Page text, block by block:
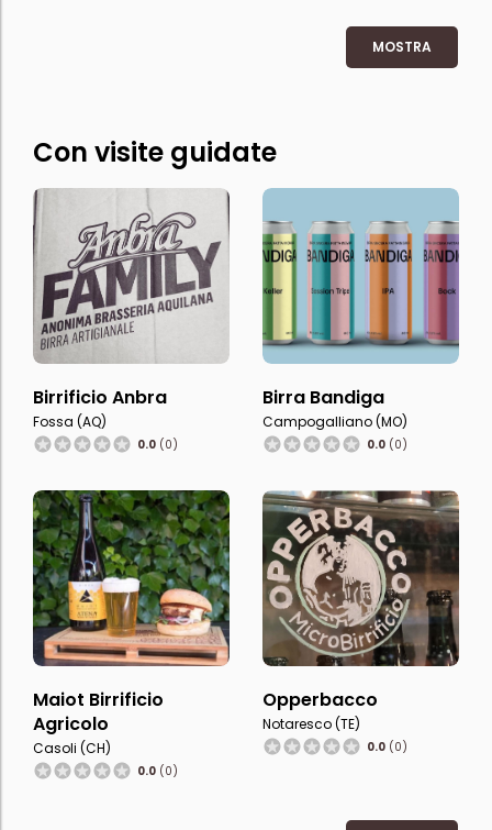
MOSTRA
Con visite guidate
Birrificio Anbra
Fossa (AQ)
0.0 (0)
Birra Bandiga
Campogalliano (MO)
0.0 (0)
Maiot Birrificio
Agricolo
Casoli (CH)
0.0 (0)
Opperbacco
Notaresco (TE)
0.0 (0)